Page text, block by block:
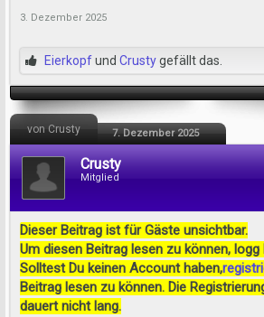
3. Dezember 2025
Eierkopfund Crustygefällt das.
von Crusty 7. Dezember 2025
Crusty
Mitglied
Dieser Beitrag ist für Gäste unsichtbar.
Um diesen Beitrag lesen zu können, logg
Solltest Du keinen Account haben,
Beitrag lesen zu können. Die
dauert nicht lang.